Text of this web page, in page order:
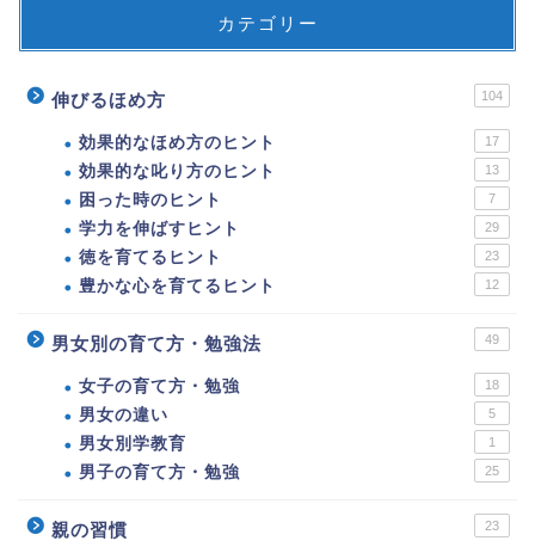
カテゴリー
伸びるほめ方 104
効果的なほめ方のヒント 17
効果的な叱り方のヒント 13
困った時のヒント 7
学力を伸ばすヒント 29
徳を育てるヒント 23
豊かな心を育てるヒント 12
男女別の育て方・勉強法 49
女子の育て方・勉強 18
男女の違い 5
男女別学教育 1
男子の育て方・勉強 25
親の習慣 23